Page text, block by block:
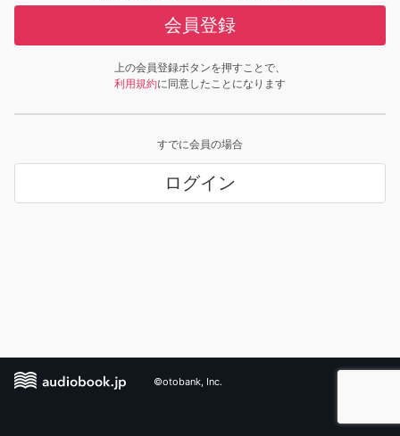
会員登録
上の会員登録ボタンを押すことで、
利用規約に同意したことになります
すでに会員の場合
ログイン
©otobank, Inc.